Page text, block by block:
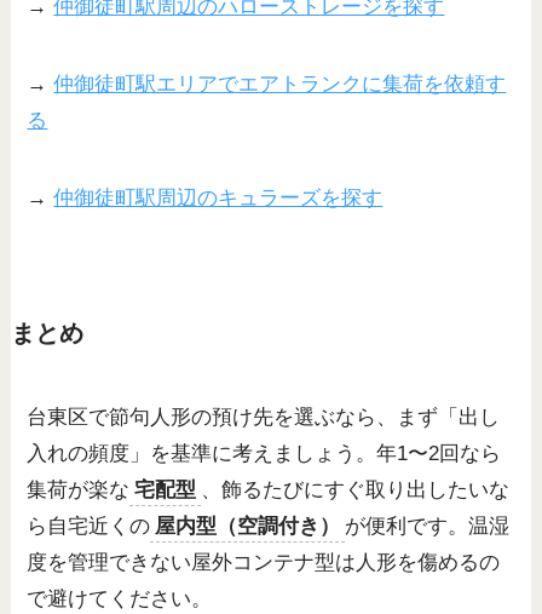
→仲御徒町駅周辺のハローストレージを探す
→仲御徒町駅エリアでエアトランクに集荷を依頼す
る
→仲御徒町駅周辺のキュラーズを探す
まとめ
台東区で節句人形の預け先を選ぶなら、まず「出し
入れの頻度」を基準に考えましょう。年1〜2回なら
集荷が楽な 宅配型 、飾るたびにすぐ取り出したいな
ら自宅近くの 屋内型（空調付き）
が便利です。温湿
度を管理できない屋外コンテナ型は人形を傷めるの
で避けてください。